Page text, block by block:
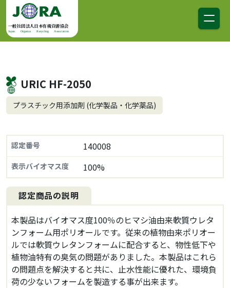
コンテンツへスキップ
メインナビゲーション
一般社団法人日本有機資源協会
Japan Organics Recycling Association
URIC HF-2050
プラスチック用添加剤 (化学製品・化学薬品)
認定番号 140008
表示バイオマス度 100%
認定商品の説明
本製品はバイオマス度100％のヒマシ油由来軟質ウレタ
ンフォーム用ポリオールです。従来の植物由来ポリオー
ルでは軟質ウレタンフォームに配合すると、物性低下や
植物油特有の臭気の問題がありました。本製品はこれら
の問題点を解決すると共に、止水性能に優れた、環境負
荷の少ないフォームを製造する事が出来ます。